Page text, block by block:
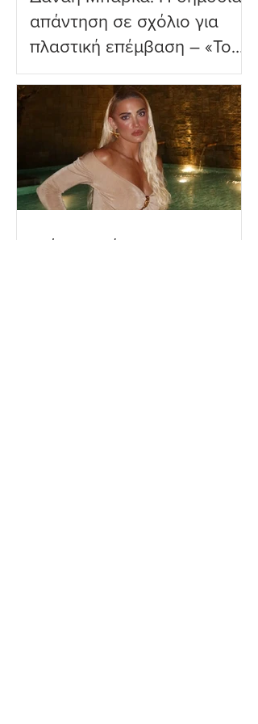
απάντηση σε σχόλιο για
πλαστική επέμβαση – «Το
ωραιότερο σχόλιο που
Ιωάννα Τούνη: Η